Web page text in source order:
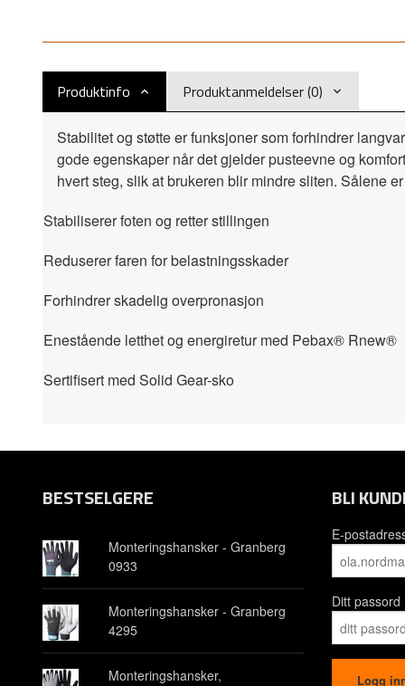
Produktinfo Produktanmeldelser (0)
Stabilitet og støtte er funksjoner som forhindrer
gode egenskaper når det gjelder pusteevne og
hvert steg, slik at brukeren blir mindre sliten. Sålene
Stabiliserer foten og retter stillingen
Reduserer faren for belastningsskader
Forhindrer skadelig overpronasjon
Enestående letthet og energiretur med Pebax® Rnew®
Sertifisert med Solid Gear-sko
BESTSELGERE
Monteringshansker - Granberg
0933
Monteringshansker - Granberg
4295
Monteringshansker,
BLI
E-
Ditt passord